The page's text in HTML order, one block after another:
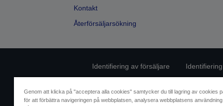
Kontakt
Återförsäljarsökning
Identifiering av försäljare
Genom att klicka på "acceptera alla cookies" samtycker du till lagring av cookies
för att förbättra navigeringen på webbplatsen, analysera webbplatsens